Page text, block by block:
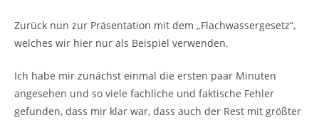
Zurück nun zur Präsentation mit dem „Flachwassergesetz“,
welches wir hier nur als Beispiel verwenden.
Ich habe mir zunächst einmal die ersten paar Minuten
angesehen und so viele fachliche und faktische Fehler
gefunden, dass mir klar war, dass auch der Rest mit größter